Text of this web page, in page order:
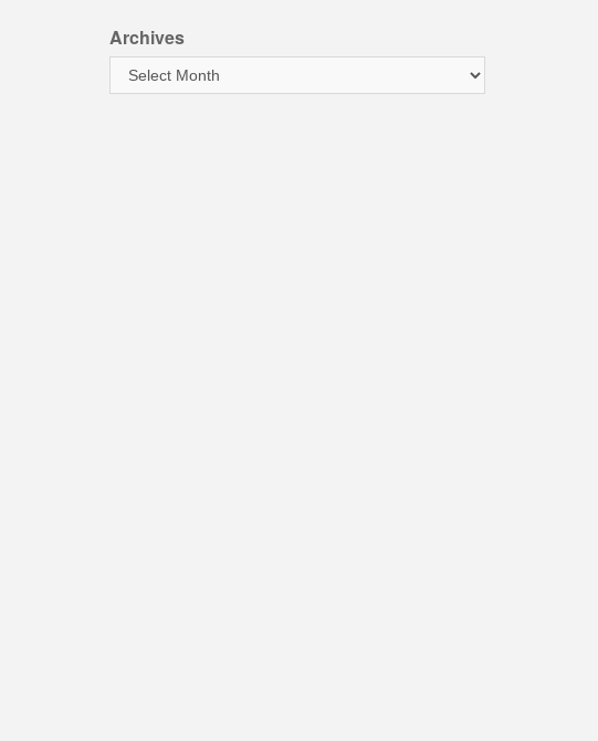
Archives